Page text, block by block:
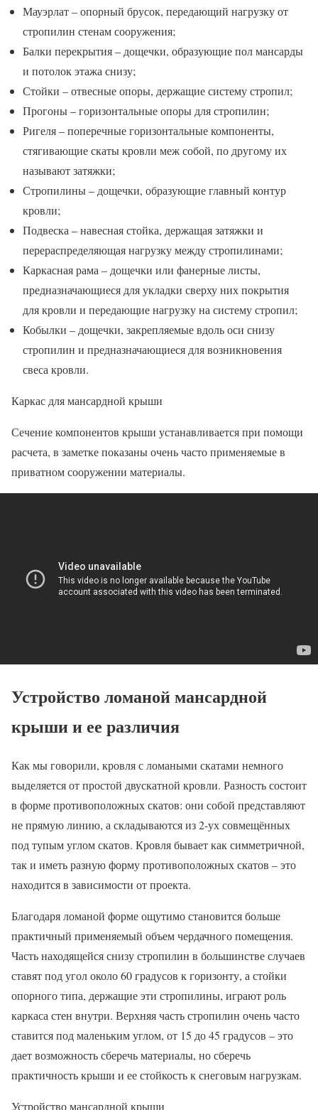
Мауэрлат – опорный брусок, передающий нагрузку от
стропилин стенам сооружения;
Балки перекрытия – дощечки, образующие пол мансарды
и потолок этажа снизу;
Стойки – отвесные опоры, держащие систему стропил;
Прогоны – горизонтальные опоры для стропилин;
Ригеля – поперечные горизонтальные компоненты,
стягивающие скаты кровли меж собой, по другому их
называют затяжки;
Стропилины – дощечки, образующие главный контур
кровли;
Подвеска – навесная стойка, держащая затяжки и
перераспределяющая нагрузку между стропилинами;
Каркасная рама – дощечки или фанерные листы,
предназначающиеся для укладки сверху них покрытия
для кровли и передающие нагрузку на систему стропил;
Кобылки – дощечки, закрепляемые вдоль оси снизу
стропилин и предназначающиеся для возникновения
свеса кровли.
Каркас для мансардной крыши
Сечение компонентов крыши устанавливается при помощи
расчета, в заметке показаны очень часто применяемые в
приватном сооружении материалы.
Устройство ломаной мансардной
крыши и ее различия
Как мы говорили, кровля с ломаными скатами немного
выделяется от простой двускатной кровли. Разность состоит
в форме противоположных скатов: они собой представляют
не прямую линию, а складываются из 2-ух совмещённых
под тупым углом скатов. Кровля бывает как симметричной,
так и иметь разную форму противоположных скатов – это
находится в зависимости от проекта.
Благодаря ломаной форме ощутимо становится больше
практичный применяемый объем чердачного помещения.
Часть находящейся снизу стропилин в большинстве случаев
ставят под угол около 60 градусов к горизонту, а стойки
опорного типа, держащие эти стропилины, играют роль
каркаса стен внутри. Верхняя часть стропилин очень часто
ставится под маленьким углом, от 15 до 45 градусов – это
дает возможность сберечь материалы, но сберечь
практичность крыши и ее стойкость к снеговым нагрузкам.
Устройство мансардной крыши